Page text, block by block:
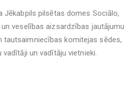
Jēkabpils pilsētas domes Sociālo,
veselības aizsardzības jautājumu
komitejas sēdes,
un vadītāju vietnieki.